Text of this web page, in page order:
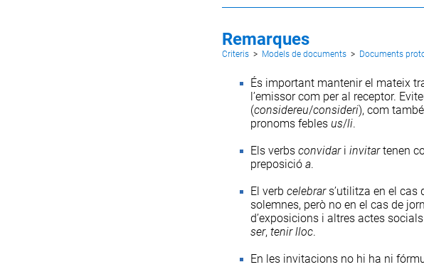
Remarques
Criteris > Models de documents > Documents
És important mantenir el mateix
l’emissor com per al receptor.
(considereu/consideri), com
pronoms febles us/li.
Els verbs convidari invitartenen
preposició a.
El verb celebrars’utilitza en el cas
solemnes, però no en el cas de
d’exposicions i altres actes
ser, tenir lloc.
En les invitacions no hi ha ni